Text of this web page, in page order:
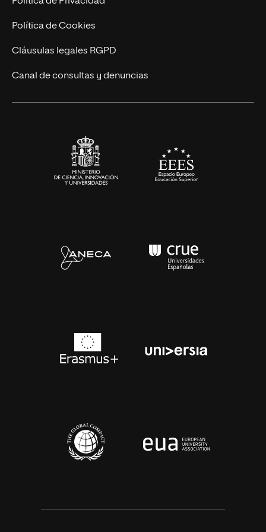
Cursos Universitarios
Actualidad
UNIR Revista
Eventos
Política de Cookies
Cláusulas legales RGPD
Canal de consultas y denuncias